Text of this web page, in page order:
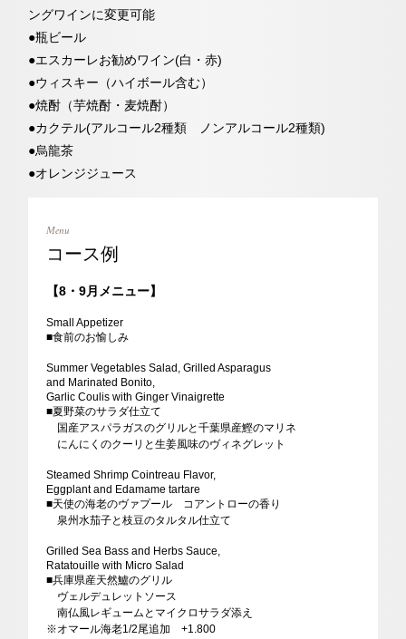
ングワインに変更可能
●瓶ビール
●エスカーレお勧めワイン(白・赤)
●ウィスキー（ハイボール含む）
●焼酎（芋焼酎・麦焼酎）
●カクテル(アルコール2種類 ノンアルコール2種類)
●烏龍茶
●オレンジジュース
Menu
コース例
【8・9月メニュー】
Small Appetizer
■食前のお愉しみ
Summer Vegetables Salad, Grilled Asparagus
and Marinated Bonito,
Garlic Coulis with Ginger Vinaigrette
■夏野菜のサラダ仕立て
国産アスパラガスのグリルと千葉県産鰹のマリネ
にんにくのクーリと生姜風味のヴィネグレット
Steamed Shrimp Cointreau Flavor,
Eggplant and Edamame tartare
■天使の海老のヴァプール コアントローの香り
泉州水茄子と枝豆のタルタル仕立て
Grilled Sea Bass and Herbs Sauce,
Ratatouille with Micro Salad
■兵庫県産天然鱸のグリル
ヴェルデュレットソース
南仏風レギュームとマイクロサラダ添え
※オマール海老1/2尾追加 +1.800